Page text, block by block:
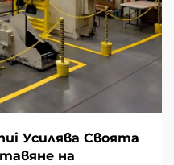
Усилява Своята
на